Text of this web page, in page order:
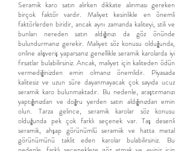
Seramik karo satın alırken dikkate alınması gereken
birçok faktör vardır. Maliyet kesinlikle en önemli
faktörlerden biridir, ancak aynı zamanda kaliteyi, stili ve
bunları nereden satın aldığınızı da göz önünde
bulundurmanız gerekir. Maliyet söz konusu olduğunda,
online alışveriş yaparsanız genellikle seramik karolarda iyi
fırsatlar bulabilirsiniz. Ancak, maliyet için kaliteden ödün
vermediğinizden emin olmanız önemlidir. Piyasada
kalitesiz ve uzun süre dayanmayacak çok sayıda ucuz
seramik karo bulunmaktadır. Bu nedenle, araştırmanızı
yaptığınızdan ve doğru yerden satın aldığınızdan emin
olun. Tarza gelince, seramik karolar söz konusu
olduğunda pek çok farklı seçenek var. Taş desenli
seramik, ahşap görünümlü seramiik ve hatta metal
görünümünü taklit eden karolar bulabilirsiniz. Bu